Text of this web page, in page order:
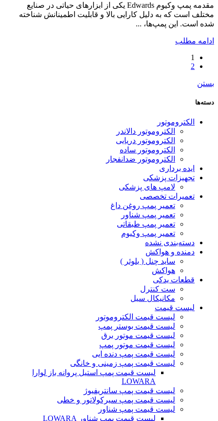
مقدمه پمپ وکیوم Edwards یکی از ابزارهای حیاتی در صنایع
مختلف است که به دلیل کارایی بالا و قابلیت اطمینانش شناخته
شده است. این پمپ‌ها، ...
ادامه مطلب
1
2
بستن
دسته‌ها
الکتروموتور
الکتروموتور دالاندر
الکتروموتور دریایی
الکتروموتور ساده
الکتروموتور ضدانفجار
ایده برداری
تجهیزات پزشکی
لامپ های پزشکی
تعمیرات تخصصی
تعمیر پمپ روغن داغ
تعمیر پمپ شناور
تعمیر پمپ طبقاتی
تعمیر پمپ وکیوم
دسته‌بندی نشده
دمنده و هواکش
ساید چنل ( بلوئر )
هواکش
قطعات یدکی
ست کنترل
مکانیکال سیل
لیست قیمت
لیست قیمت الکتروموتور
لیست قیمت بوستر پمپ
لیست قیمت موتور برق
لیست قیمت موتور پمپ
لیست قیمت پمپ دنده ایی
لیست قیمت پمپ زمینی و خانگی
ليست قيمت پمپ استيل پروانه باز لوارا
LOWARA
لیست قیمت پمپ سانتریفیوژ
لیست قیمت پمپ سیرکولاتور و خطی
لیست قیمت پمپ شناور
لیست قیمت پمپ شناور LOWARA